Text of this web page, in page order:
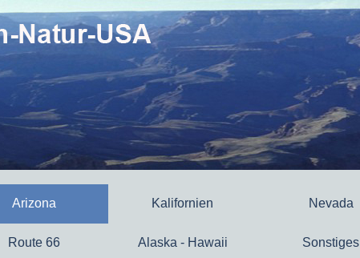
Arizona Kalifornien Nevada
Route 66 Alaska - Hawaii Sonstiges